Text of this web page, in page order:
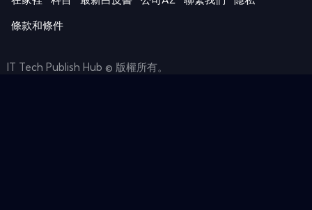
條款和條件
IT Tech Publish Hub © 版權所有。